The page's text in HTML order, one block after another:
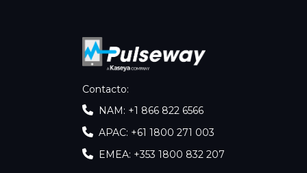
Contacto:
NAM: +1 866 822 6566
APAC: +61 1800 271 003
EMEA: +353 1800 832 207